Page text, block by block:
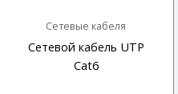
Сетевые кабеля
Сетевой кабель UTP
Cat6